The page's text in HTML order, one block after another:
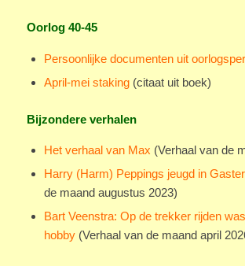
Oorlog 40-45
Persoonlijke documenten uit
April-mei staking(citaat uit boek)
Bijzondere verhalen
Het verhaal van Max (Verhaal van de
Harry (Harm) Peppings jeugd in
de maand augustus 2023)
Bart Veenstra: Op de trekker rijden
hobby(Verhaal van de maand april